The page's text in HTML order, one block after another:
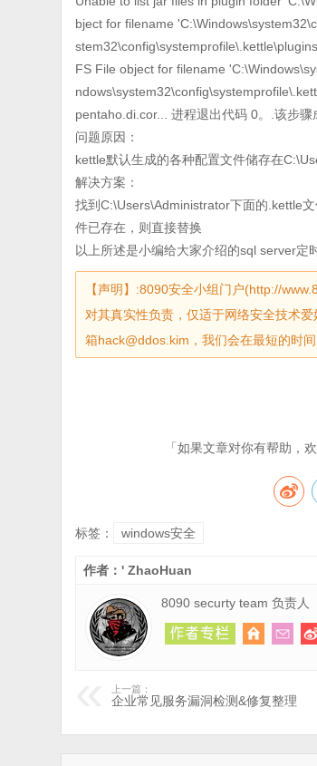
bject for filename
FS File object for filename
pentaho.di.cor... 进程退出代码 0。.该步骤
问题原因：
kettle默认生成的各种配置文件储存在
解决方案：
找到C:\Users\Administrator下面的.kettle
件已存在，则直接替换
以上所述是小编给大家介绍的sql server定
【声明】:8090安全小组门户(http://
对其真实性负责，仅适于网络安全技术
箱hack@ddos.kim，我们会在最短的时间
「如果文章对你有帮助，
标签： windows安全
作者：' ZhaoHuan
8090 securty team 负责人
上一篇：
企业常见服务漏洞检测&修复整理